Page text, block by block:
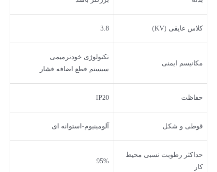
کلاس عایقی (KV) 3.8
مکانیسم ایمنی
تکنولوژی خودترمیمی
سیستم قطع اضافه فشار
حفاظت IP20
قوطی و شکل آلومینیوم-استوانه ای
حداکثر رطوبت نسبی محیط
کار
95%